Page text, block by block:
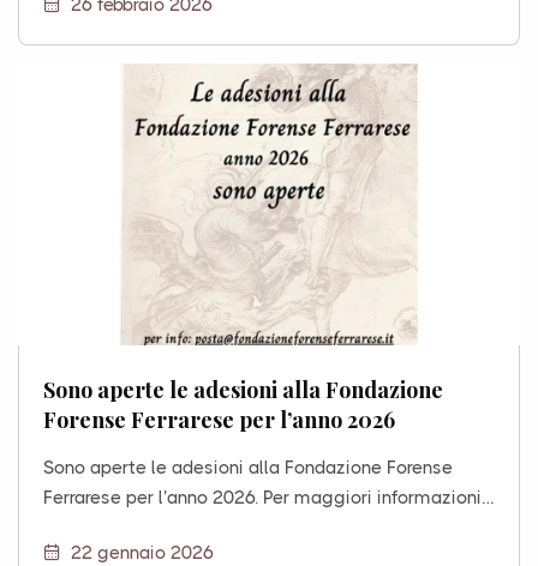
26 febbraio 2026
Sono aperte le adesioni alla Fondazione
Forense Ferrarese per l’anno 2026
Sono aperte le adesioni alla Fondazione Forense
Ferrarese per l’anno 2026. Per maggiori informazioni…
22 gennaio 2026